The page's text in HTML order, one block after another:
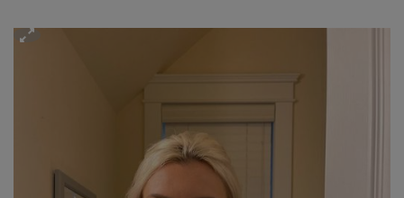
lui se numără printre
mediu